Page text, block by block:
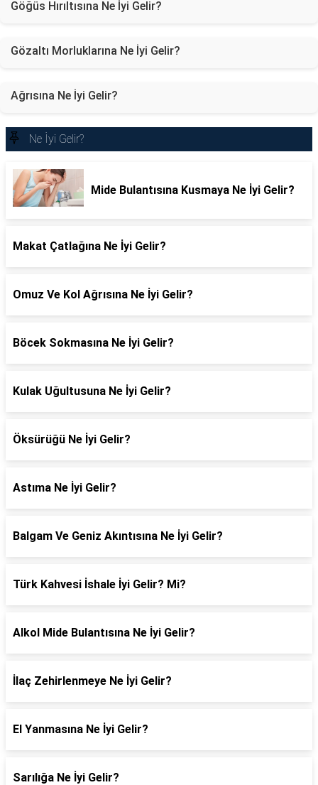
Göğüs Hırıltısına Ne İyi Gelir?
Gözaltı Morluklarına Ne İyi Gelir?
Ağrısına Ne İyi Gelir?
Ne İyi Gelir?
Mide Bulantısına Kusmaya Ne İyi Gelir?
Makat Çatlağına Ne İyi Gelir?
Omuz Ve Kol Ağrısına Ne İyi Gelir?
Böcek Sokmasına Ne İyi Gelir?
Kulak Uğultusuna Ne İyi Gelir?
Öksürüğü Ne İyi Gelir?
Astıma Ne İyi Gelir?
Balgam Ve Geniz Akıntısına Ne İyi Gelir?
Türk Kahvesi İshale İyi Gelir? Mi?
Alkol Mide Bulantısına Ne İyi Gelir?
İlaç Zehirlenmeye Ne İyi Gelir?
El Yanmasına Ne İyi Gelir?
Sarılığa Ne İyi Gelir?